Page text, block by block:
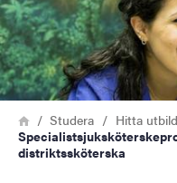
Om webbplatsen
Länkstig
HemStudera
Hitta
distriktssköterska